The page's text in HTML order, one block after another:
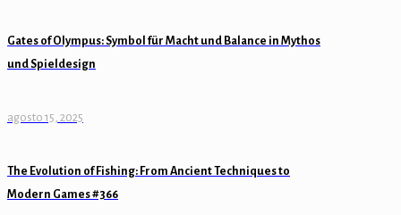
Gates of Olympus: Symbol für Macht und Balance in Mythos
und Spieldesign
agosto 15, 2025
The Evolution of Fishing: From Ancient Techniques to
Modern Games #366